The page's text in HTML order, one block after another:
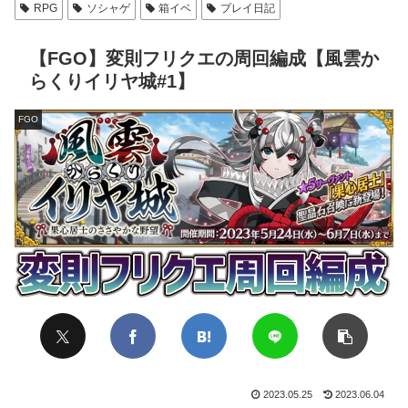
RPG ソシャゲ 箱イベ プレイ日記
【FGO】変則フリクエの周回編成【風雲か
らくりイリヤ城#1】
FGO
2023.05.25 2023.06.04